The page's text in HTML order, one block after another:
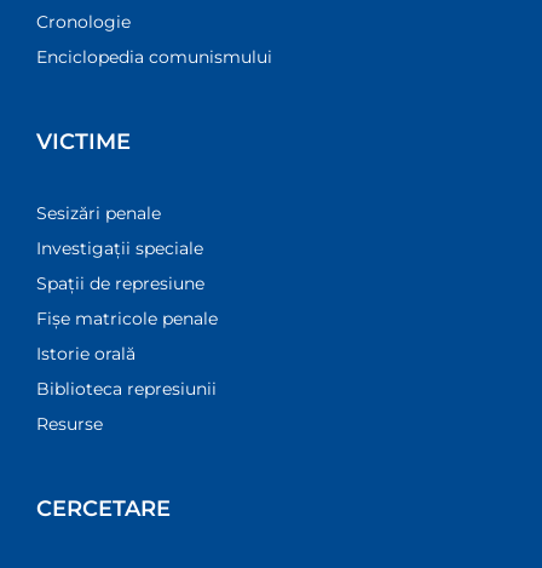
Cronologie
Enciclopedia comunismului
VICTIME
Sesizări penale
Investigații speciale
Spații de represiune
Fișe matricole penale
Istorie orală
Biblioteca represiunii
Resurse
CERCETARE